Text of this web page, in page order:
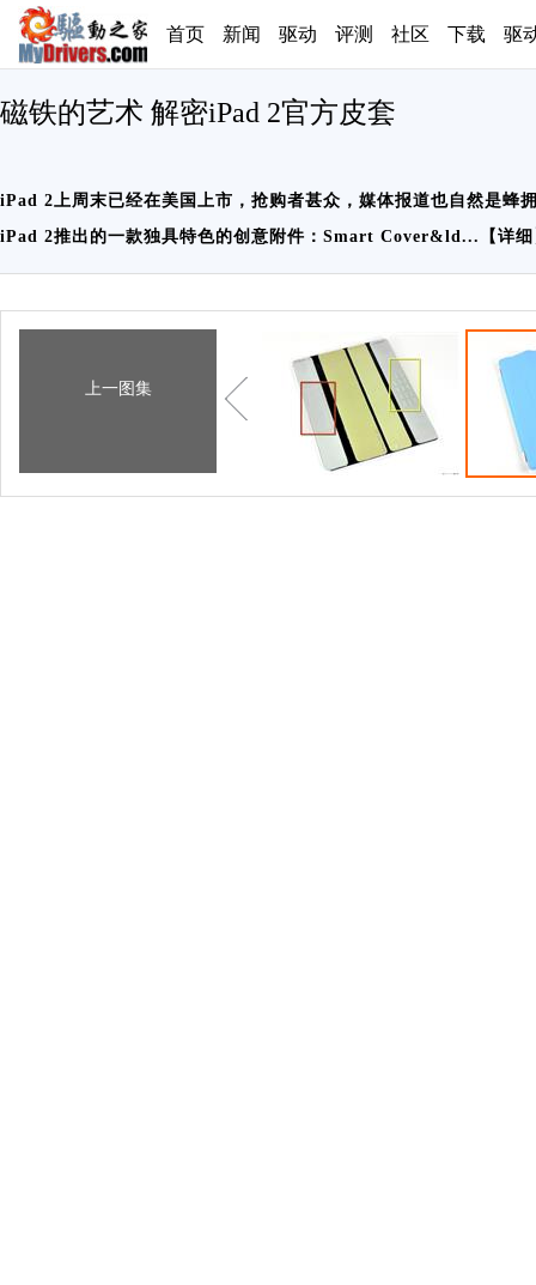
首页 新闻 驱动 评测 社区 下载 驱
磁铁的艺术 解密iPad 2官方皮套
iPad 2上周末已经在美国上市，抢购者甚众，媒体报道也自然是蜂
iPad 2推出的一款独具特色的创意附件：Smart Cover&ld...【 详细
上一图集